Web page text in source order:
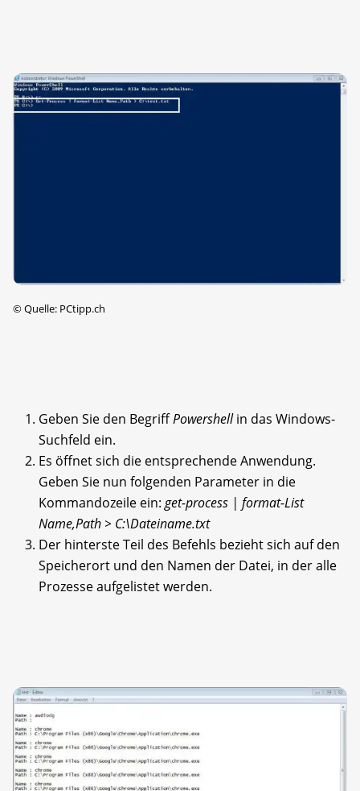
©Quelle: PCtipp.ch
Geben Sie den BegriffPowershellin das Windows-
Suchfeld ein.
Es öffnet sich die entsprechende Anwendung.
Geben Sie nun folgenden Parameter in die
Kommandozeile ein:get-process | format-List
Name,Path > C:\Dateiname.txt
Der hinterste Teil des Befehls bezieht sich auf den
Speicherort und den Namen der Datei, in der alle
Prozesse aufgelistet werden.